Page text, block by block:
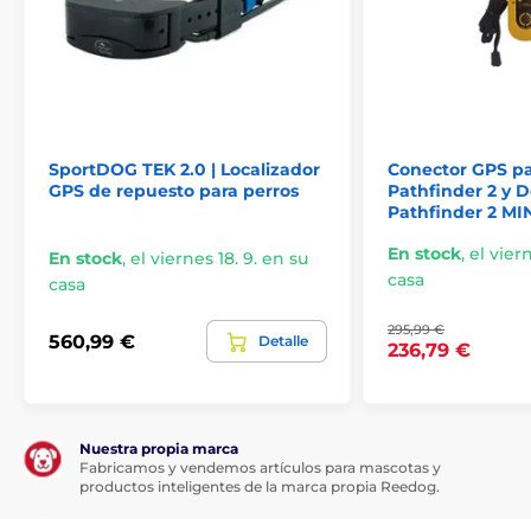
SportDOG TEK 2.0 | Localizador
GPS de repuesto para perros
En stock, el viernes 18. 9. en su
casa
560,99 € Detalle
Conector GPS
Pathfinder 2 y
Pathfinder 2
En stock, el
casa
295,99 €
236,79 €
Nuestra propia marca
Fabricamos y vendemos artículos para mascotas y
productos inteligentes de la marca propia Reedog.